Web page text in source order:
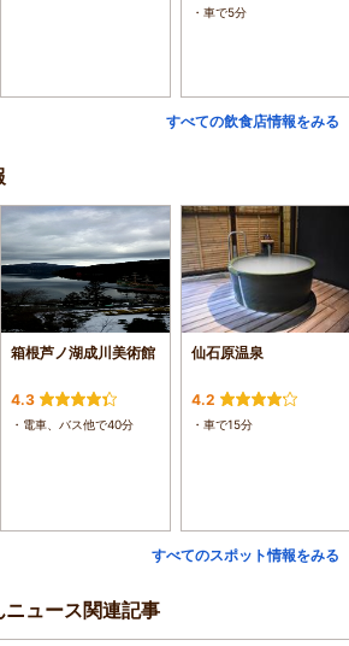
・車で5分
すべての飲食店情報をみる
箱根芦ノ湖成川美術館
4.3
・電車、バス他で40分
仙石原温泉
4.2
・車で15分
すべてのスポット情報をみる
ュース関連記事